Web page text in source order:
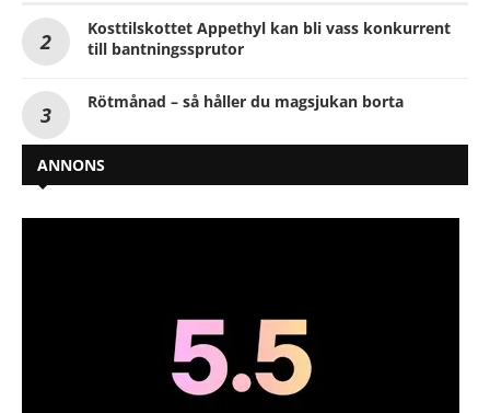
Kosttilskottet Appethyl kan bli vass konkurrent
till bantningssprutor
Rötmånad – så håller du magsjukan borta
ANNONS